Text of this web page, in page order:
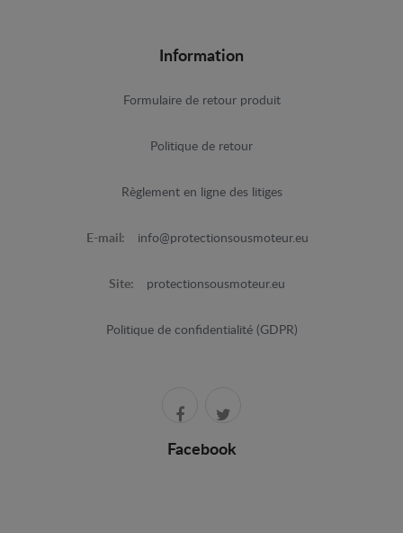
Information
Formulaire de retour produit
Politique de retour
Règlement en ligne des litiges
E-mail: info@protectionsousmoteur.eu
Site: protectionsousmoteur.eu
Politique de confidentialité (GDPR)
Facebook